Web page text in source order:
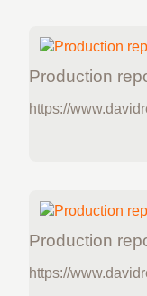
Production
https://
Production
https://